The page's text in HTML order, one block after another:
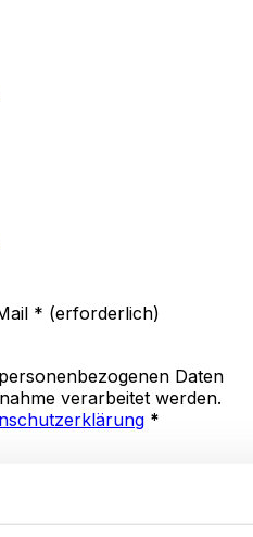
* (erforderlich)
Daten
verarbeitet werden.
*